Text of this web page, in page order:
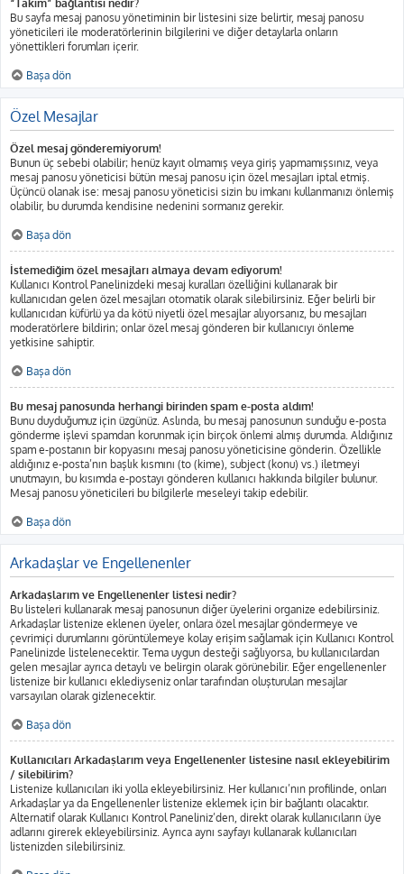
“Takım” bağlantısı nedir?
Bu sayfa mesaj panosu yönetiminin bir listesini size belirtir, mesaj panosu
yöneticileri ile moderatörlerinin bilgilerini ve diğer detaylarla onların
yönettikleri forumları içerir.
Başa dön
Özel Mesajlar
Özel mesaj gönderemiyorum!
Bunun üç sebebi olabilir; henüz kayıt olmamış veya giriş yapmamışsınız, veya
mesaj panosu yöneticisi bütün mesaj panosu için özel mesajları iptal etmiş.
Üçüncü olanak ise: mesaj panosu yöneticisi sizin bu imkanı kullanmanızı önlemiş
olabilir, bu durumda kendisine nedenini sormanız gerekir.
Başa dön
İstemediğim özel mesajları almaya devam ediyorum!
Kullanıcı Kontrol Panelinizdeki mesaj kuralları özelliğini kullanarak bir
kullanıcıdan gelen özel mesajları otomatik olarak silebilirsiniz. Eğer belirli bir
kullanıcıdan küfürlü ya da kötü niyetli özel mesajlar alıyorsanız, bu mesajları
moderatörlere bildirin; onlar özel mesaj gönderen bir kullanıcıyı önleme
yetkisine sahiptir.
Başa dön
Bu mesaj panosunda herhangi birinden spam e-posta aldım!
Bunu duyduğumuz için üzgünüz. Aslında, bu mesaj panosunun sunduğu e-posta
gönderme işlevi spamdan korunmak için birçok önlemi almış durumda. Aldığınız
spam e-postanın bir kopyasını mesaj panosu yöneticisine gönderin. Özellikle
aldığınız e-posta’nın başlık kısmını (to (kime), subject (konu) vs.) iletmeyi
unutmayın, bu kısımda e-postayı gönderen kullanıcı hakkında bilgiler bulunur.
Mesaj panosu yöneticileri bu bilgilerle meseleyi takip edebilir.
Başa dön
Arkadaşlar ve Engellenenler
Arkadaşlarım ve Engellenenler listesi nedir?
Bu listeleri kullanarak mesaj panosunun diğer üyelerini organize edebilirsiniz.
Arkadaşlar listenize eklenen üyeler, onlara özel mesajlar göndermeye ve
çevrimiçi durumlarını görüntülemeye kolay erişim sağlamak için Kullanıcı Kontrol
Panelinizde listelenecektir. Tema uygun desteği sağlıyorsa, bu kullanıcılardan
gelen mesajlar ayrıca detaylı ve belirgin olarak görünebilir. Eğer engellenenler
listenize bir kullanıcı eklediyseniz onlar tarafından oluşturulan mesajlar
varsayılan olarak gizlenecektir.
Başa dön
Kullanıcıları Arkadaşlarım veya Engellenenler listesine nasıl ekleyebilirim
/ silebilirim?
Listenize kullanıcıları iki yolla ekleyebilirsiniz. Her kullanıcı’nın profilinde, onları
Arkadaşlar ya da Engellenenler listenize eklemek için bir bağlantı olacaktır.
Alternatif olarak Kullanıcı Kontrol Paneliniz’den, direkt olarak kullanıcıların üye
adlarını girerek ekleyebilirsiniz. Ayrıca aynı sayfayı kullanarak kullanıcıları
listenizden silebilirsiniz.